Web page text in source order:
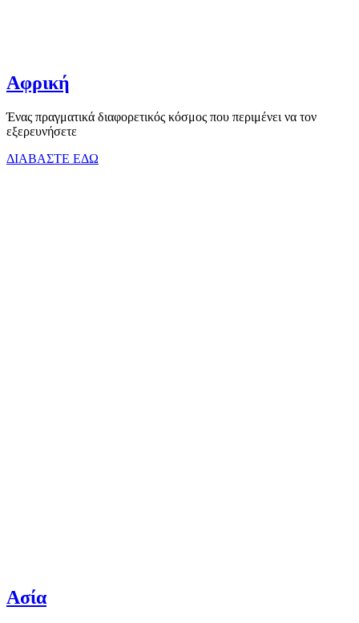
Αφρική
Ένας πραγματικά διαφορετικός κόσμος που περιμένει να τον
εξερευνήσετε
ΔΙΑΒΑΣΤΕ ΕΔΩ
Ασία